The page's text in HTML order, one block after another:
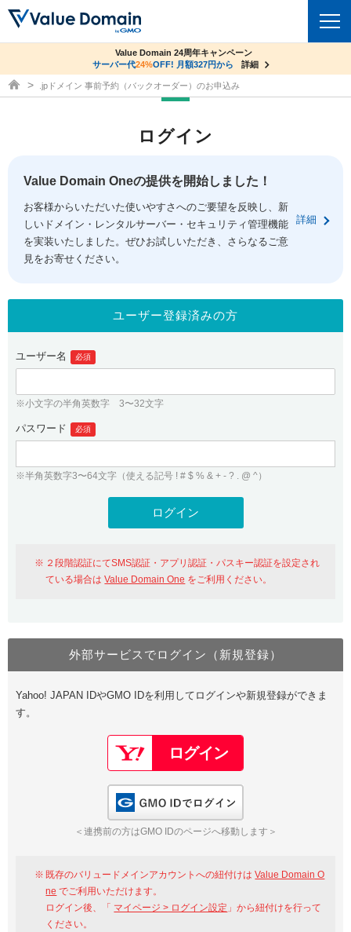
ドメイントップ
ドメイン移管
ドメイン価格一覧
ドメイン一括検索
.jpドメインオークション
gTLDオークション NEW!
.jpドメインバックオーダー
プレミアムドメイン
人気ドメインの種類
WHOIS検索
コアサーバー
バリューサーバー
XREA
セキュリティトップ
Value Domain ネットde診断
SSL証明書
サービストップ
お得意様割引
紹介制度
バリュードメインAPI
ドメイン・ホスティングOEM
facebook
ログイン
従来のバリュードメインをご利用希望の方
Value Domainにログイン
おすすめ One レンタルサーバーを含む最新の機能を使う方
Value Domain Oneにログイン
Google
GMO ID Amazon
※AmazonはValue Domain Oneのログイン画面へ遷移します
ユーザー登録
Value Domain Oneアカウント作成
以下でも登録可能
Google Yahoo!
GMO ID
co.jpドメイン✕コアサーバーV2ビジネス応援キャンペーン
サーバー料金1年間無料
詳細
Value Domain 24周年キャンペーン
サーバー代24%OFF! 月額327円から 詳細
ドメイン取得ならバリュードメイン
.jpドメイン 事前予約（バックオーダー）のお申込み
ログイン
Value Domain Oneの提供を開始しました！
お客様からいただいた使いやすさへのご要望を反映し、新
しいドメイン・レンタルサーバー・セキュリティ管理機能
を実装いたしました。ぜひお試しいただき、さらなるご意
見をお寄せください。
詳細
ユーザー登録済みの方
ユーザー名 必須
※小文字の半角英数字 3〜32文字
パスワード 必須
※半角英数字3〜64文字（使える記号 ! # $ % & + - ? . @ ^）
２段階認証にてSMS認証・アプリ認証・パスキー認証を設定され
ている場合はValue Domain One をご利用ください。
外部サービスでログイン（新規登録）
Yahoo! JAPAN IDやGMO IDを利用してログインや新規登録ができま
す。
＜連携前の方はGMO IDのページへ移動します＞
既存のバリュードメインアカウントへの紐付けはValue Domain O
ne でご利用いただけます。
ログイン後、「 マイページ > ログイン設定 」から紐付けを行って
ください。